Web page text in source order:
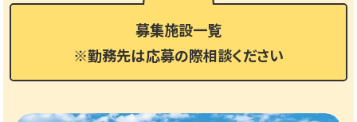
無資格でも応募OKの介護スタッフ！
募集施設一覧
※勤務先は応募の際相談ください